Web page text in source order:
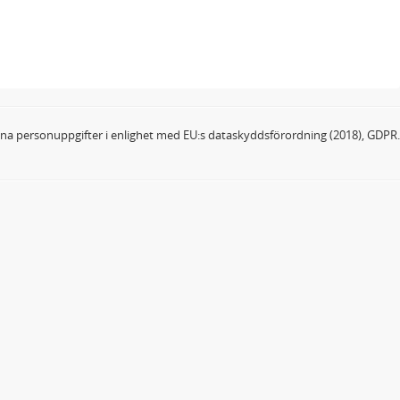
personuppgifter i enlighet med EU:s dataskyddsförordning (2018), GDPR.